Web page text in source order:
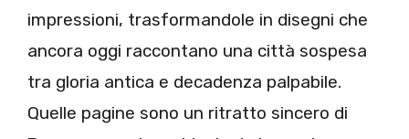
impressioni, trasformandole in disegni che
ancora oggi raccontano una città sospesa
tra gloria antica e decadenza palpabile.
Quelle pagine sono un ritratto sincero di